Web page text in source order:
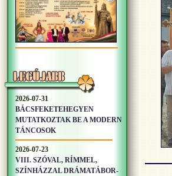
2026-07-31
BÁCSFEKETEHEGYEN
MUTATKOZTAK BE A MODERN
TÁNCOSOK
2026-07-23
VIII. SZÓVAL, RÍMMEL,
SZÍNHÁZZAL DRÁMATÁBOR-